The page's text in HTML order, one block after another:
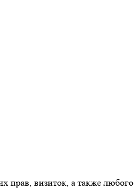
прав, визиток, а также